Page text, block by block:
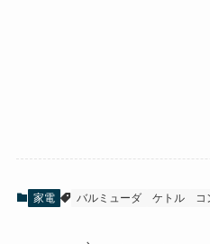
家電 バルミューダ ケトル コ